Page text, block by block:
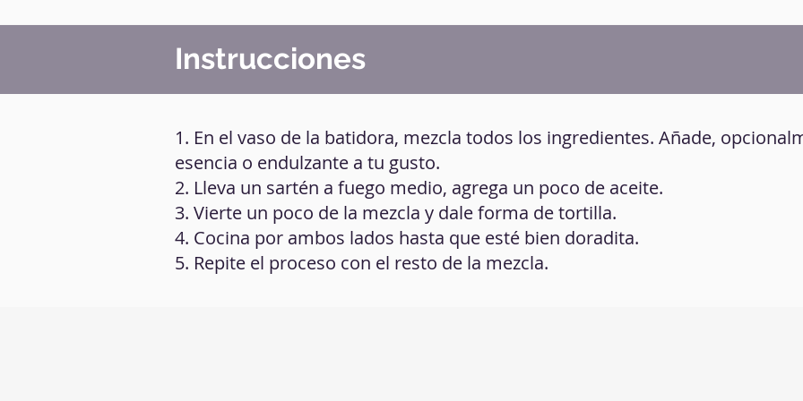
Instrucciones
1. En el vaso de la batidora, mezcla todos los ingredientes. Añade,
esencia o endulzante a tu gusto.
2. Lleva un sartén a fuego medio, agrega un poco de aceite.
3. Vierte un poco de la mezcla y dale forma de tortilla.
4. Cocina por ambos lados hasta que esté bien doradita.
5. Repite el proceso con el resto de la mezcla.